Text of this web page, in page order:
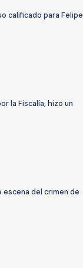
calificado para Felipe
la Fiscalía, hizo un
escena del crimen de